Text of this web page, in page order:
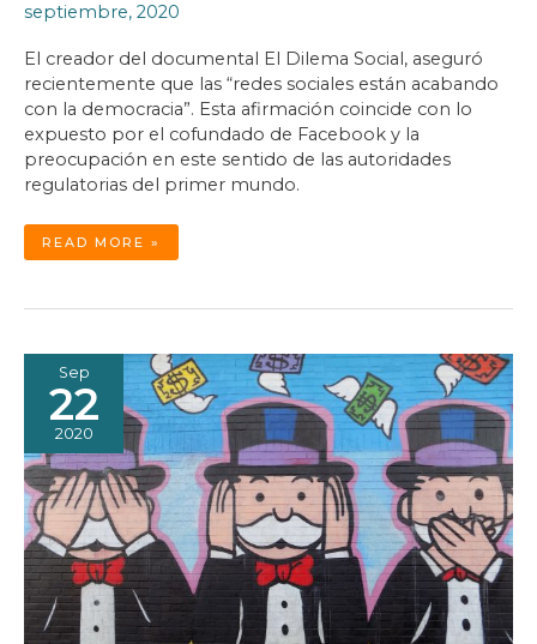
septiembre, 2020
El creador del documental El Dilema Social, aseguró
recientemente que las “redes sociales están acabando
con la democracia”. Esta afirmación coincide con lo
expuesto por el cofundado de Facebook y la
preocupación en este sentido de las autoridades
regulatorias del primer mundo.
NEUTRALIDAD
Y
TRANSPARENCIA
READ MORE »
Sep
22
2020